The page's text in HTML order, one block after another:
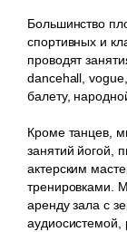
Большинство
спортивных и
проводят
dancehall,
балету,
Кроме танцев,
занятий йогой,
актерским
тренировками.
аренду зала с
аудиосистемой,